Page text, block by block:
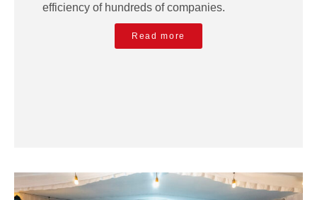
efficiency of hundreds of companies.
Read more